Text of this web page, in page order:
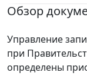
Обзор
Управление
при
определены